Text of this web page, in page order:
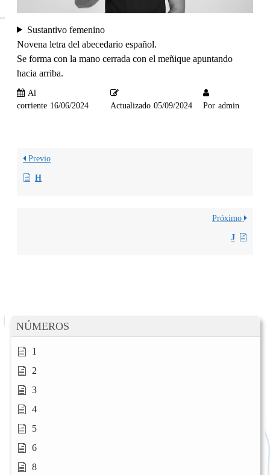
NÚMEROS
1
2
3
4
5
6
8
Sustantivo femenino
Novena letra del abecedario español.
Se forma con la mano cerrada con el meñique apuntando
hacia arriba.
Al
corriente 16/06/2024 Actualizado 05/09/2024 Por admin
Previo
H
Próximo
J